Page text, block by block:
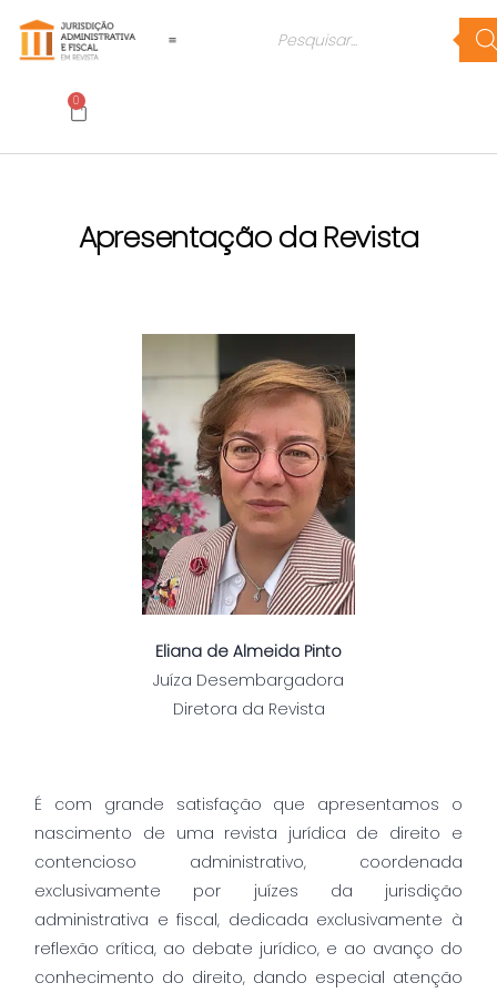
0
Apresentação da Revista
Eliana de Almeida Pinto
Juíza Desembargadora
Diretora da Revista
É com grande satisfação que apresentamos o
nascimento de uma revista jurídica de direito e
contencioso administrativo, coordenada
exclusivamente por juízes da jurisdição
administrativa e fiscal, dedicada exclusivamente à
reflexão crítica, ao debate jurídico, e ao avanço do
conhecimento do direito, dando especial atenção